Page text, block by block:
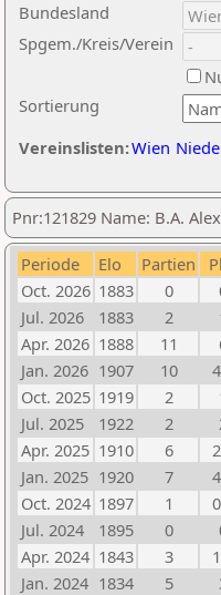
Sortierung
Bundesland
Spgem./Kreis/Verein
Vereinslisten:Wien
Pnr:121829 Name: B.A.
Periode Elo Partien
Oct. 2026 1883 0
Jul. 2026
1883 2
Apr. 2026 1888 11
Jan. 2026 1907 10
Oct. 2025 1919 2
Jul. 2025
1922 2
Apr. 2025 1910 6
Jan. 2025 1920 7
Oct. 2024 1897 1
Jul. 2024
1895 0
Apr. 2024 1843 3
Jan. 2024 1834 5